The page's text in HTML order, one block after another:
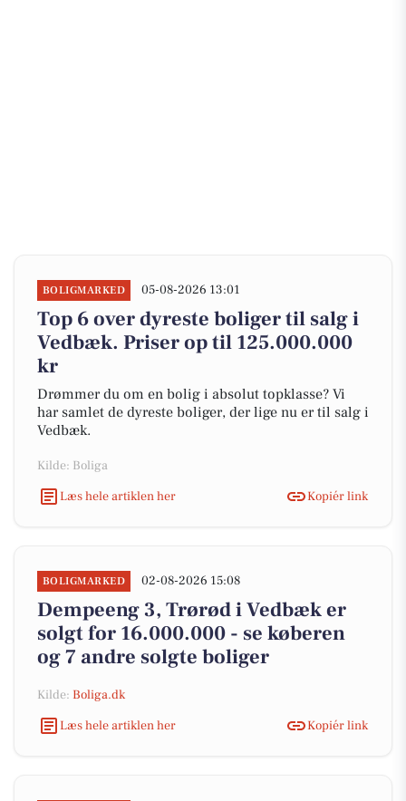
BOLIGMARKED 05-08-2026 13:01
Top 6 over dyreste boliger til salg i
Vedbæk. Priser op til 125.000.000
kr
Drømmer du om en bolig i absolut topklasse? Vi
har samlet de dyreste boliger, der lige nu er til salg i
Vedbæk.
Kilde: Boliga
Læs hele artiklen her
Kopiér link
BOLIGMARKED 02-08-2026 15:08
Dempeeng 3, Trørød i Vedbæk er
solgt for 16.000.000 - se køberen
og 7 andre solgte boliger
Kilde: Boliga.dk
Læs hele artiklen her
Kopiér link